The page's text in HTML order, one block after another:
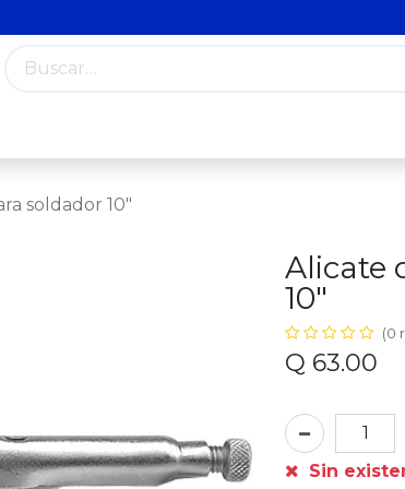
soldador 10"
Alicate
10"
(0
Q 63.00
Sin